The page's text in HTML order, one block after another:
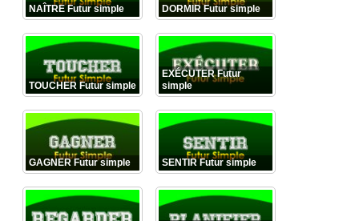
NAÎTRE Futur simple DORMIR Futur simple
TOUCHER Futur simple
EXÉCUTER Futur
simple
GAGNER Futur simple SENTIR Futur simple